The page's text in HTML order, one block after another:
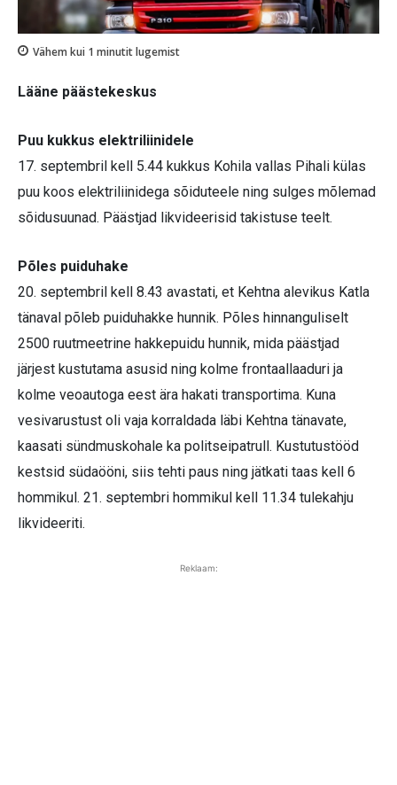
Vähem kui 1 minutit lugemist
Lääne päästekeskus
Puu kukkus elektriliinidele
17. septembril kell 5.44 kukkus Kohila vallas Pihali külas
puu koos elektriliinidega sõiduteele ning sulges mõlemad
sõidusuunad. Päästjad likvideerisid takistuse teelt.
Põles puiduhake
20. septembril kell 8.43 avastati, et Kehtna alevikus Katla
tänaval põleb puiduhakke hunnik. Põles hinnanguliselt
2500 ruutmeetrine hakkepuidu hunnik, mida päästjad
järjest kustutama asusid ning kolme frontaallaaduri ja
kolme veoautoga eest ära hakati transportima. Kuna
vesivarustust oli vaja korraldada läbi Kehtna tänavate,
kaasati sündmuskohale ka politseipatrull. Kustutustööd
kestsid südaööni, siis tehti paus ning jätkati taas kell 6
hommikul. 21. septembri hommikul kell 11.34 tulekahju
likvideeriti.
Reklaam: